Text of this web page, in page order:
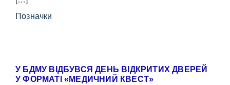
Позначки
У БДМУ ВІДБУВСЯ ДЕНЬ ВІДКРИТИХ ДВЕРЕЙ
У ФОРМАТІ «МЕДИЧНИЙ КВЕСТ»